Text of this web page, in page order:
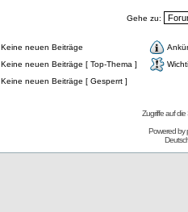
Gehe zu:
Keine neuen Beiträge
Keine neuen Beiträge [ Top-Thema ]
Keine neuen Beiträge [ Gesperrt ]
Zugriffe auf
Powered by